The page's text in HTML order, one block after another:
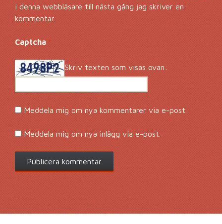
i denna webbläsare till nästa gång jag skriver en
kommentar.
Captcha *
Skriv texten som visas ovan:
Meddela mig om nya kommentarer via e-post.
Meddela mig om nya inlägg via e-post.